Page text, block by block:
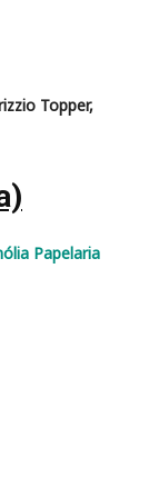
Topper,
Papelaria